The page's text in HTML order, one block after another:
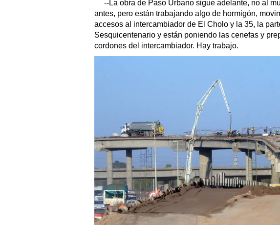
--La obra de Paso Urbano sigue adelante, no al
antes, pero están trabajando algo de hormigón,
accesos al intercambiador de El Cholo y la 35, la
Sesquicentenario y están poniendo las cenefas y
cordones del intercambiador. Hay trabajo.